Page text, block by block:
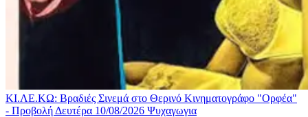
ΚΙ.ΛΕ.ΚΩ: Βραδιές Σινεμά στο Θερινό Κινηματογράφο "Ορφέα"
- Προβολή Δευτέρα 10/08/2026 Ψυχαγωγια